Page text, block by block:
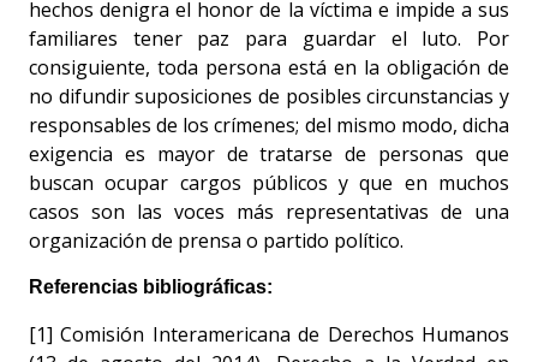
hechos denigra el honor de la víctima e impide a sus
familiares tener paz para guardar el luto. Por
consiguiente, toda persona está en la obligación de
no difundir suposiciones de posibles circunstancias y
responsables de los crímenes; del mismo modo, dicha
exigencia es mayor de tratarse de personas que
buscan ocupar cargos públicos y que en muchos
casos son las voces más representativas de una
organización de prensa o partido político.
Referencias bibliográficas:
[1] Comisión Interamericana de Derechos Humanos